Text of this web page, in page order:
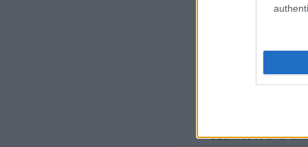
A Reuters
piacokon 3.15
szemben az
módon jóval
szállított ára